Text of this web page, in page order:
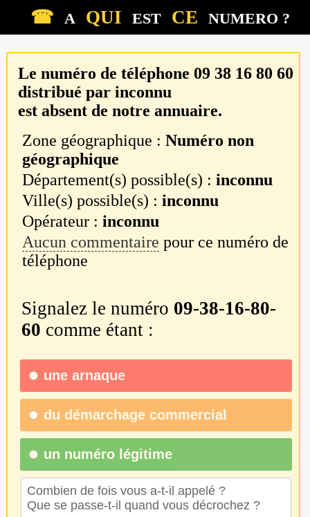
☎ A QUI EST CE NUMERO ?
Le numéro de téléphone 09 38 16 80 60
distribué par inconnu
est absent de notre annuaire.
Zone géographique :Numéro non
géographique
Département(s) possible(s) :inconnu
Ville(s) possible(s) :inconnu
Opérateur :inconnu
Aucun commentaire pour ce numéro de
téléphone
Signalez le numéro 09-38-16-80-
60 comme étant :
une arnaque
du démarchage commercial
un numéro légitime